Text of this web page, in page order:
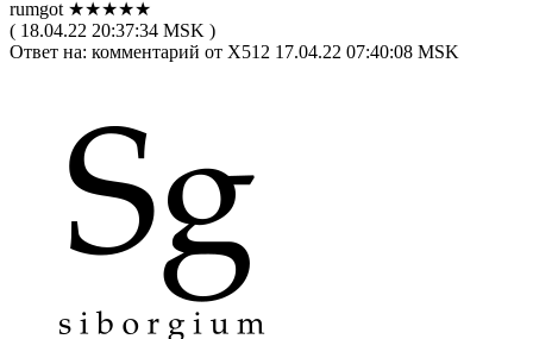
rumgot ★★★★★
( 18.04.22 20:37:34 MSK )
Ответ на: комментарий от X512 17.04.22 07:40:08 MSK